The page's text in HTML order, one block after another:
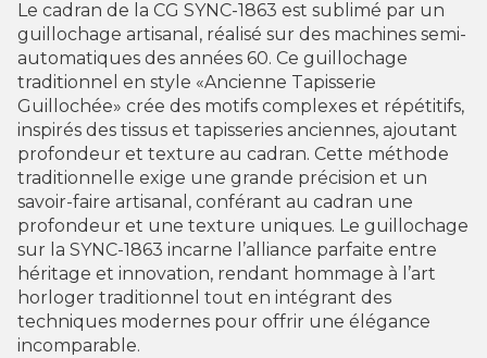
Le cadran de la CG SYNC-1863 est sublimé par un
guillochage artisanal, réalisé sur des machines semi-
automatiques des années 60. Ce guillochage
traditionnel en style «Ancienne Tapisserie
Guillochée» crée des motifs complexes et répétitifs,
inspirés des tissus et tapisseries anciennes, ajoutant
profondeur et texture au cadran. Cette méthode
traditionnelle exige une grande précision et un
savoir-faire artisanal, conférant au cadran une
profondeur et une texture uniques. Le guillochage
sur la SYNC-1863 incarne l’alliance parfaite entre
héritage et innovation, rendant hommage à l’art
horloger traditionnel tout en intégrant des
techniques modernes pour offrir une élégance
incomparable.